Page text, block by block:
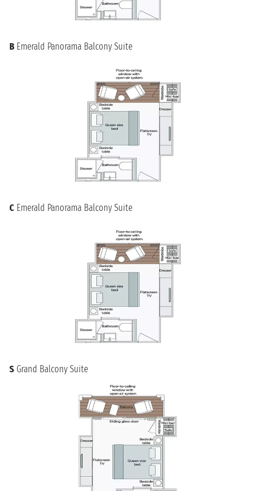
B Emerald Panorama Balcony Suite
C Emerald Panorama Balcony Suite
S Grand Balcony Suite